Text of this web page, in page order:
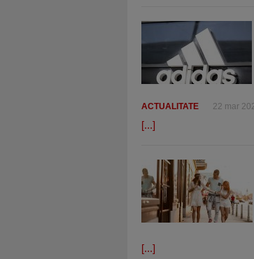
ACTUALITATE 22 mar
[...]
[...]